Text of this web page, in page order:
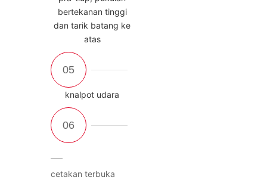
bertekanan tinggi
dan tarik batang ke
atas
knalpot udara
cetakan terbuka